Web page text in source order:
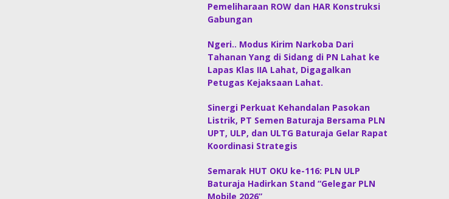
Pemeliharaan ROW dan HAR Konstruksi
Gabungan
Ngeri.. Modus Kirim Narkoba Dari
Tahanan Yang di Sidang di PN Lahat ke
Lapas Klas IIA Lahat, Digagalkan
Petugas Kejaksaan Lahat.
Sinergi Perkuat Kehandalan Pasokan
Listrik, PT Semen Baturaja Bersama PLN
UPT, ULP, dan ULTG Baturaja Gelar Rapat
Koordinasi Strategis
Semarak HUT OKU ke-116: PLN ULP
Baturaja Hadirkan Stand “Gelegar PLN
Mobile 2026”